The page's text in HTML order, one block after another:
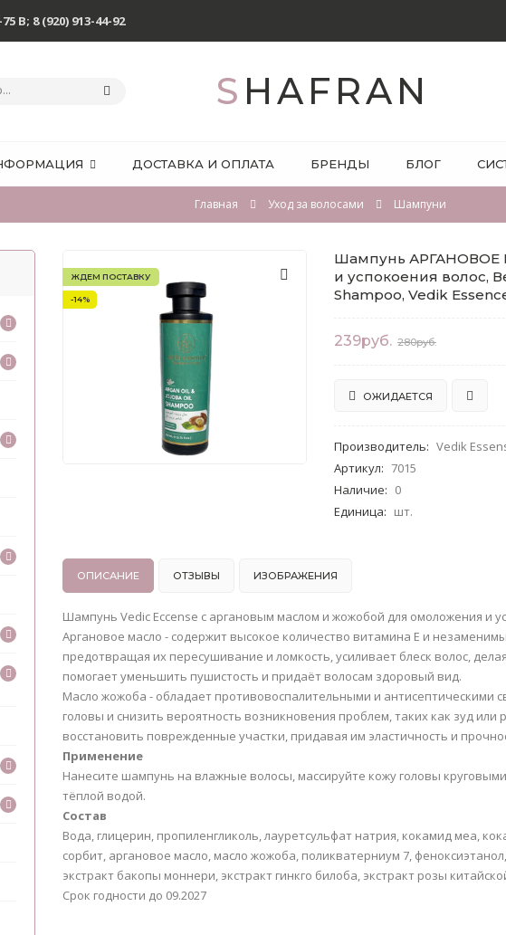
75 В; 8 (920) 913-44-92
SHAFRAN
ДОСТАВКА И ОПЛАТА БРЕНДЫ БЛОГ
Главная Уход за волосами Шампуни
ЖДЕМ ПОСТАВКУ
-14%
Шампунь
и успокоения волос,
Shampoo, Vedik
239руб. 280руб.
ОЖИДАЕТСЯ
Производитель: Vedik
Артикул: 7015
Наличие: 0
Единица: шт.
ОПИСАНИЕ ОТЗЫВЫ ИЗОБРАЖЕНИЯ
Шампунь Vedic Eccense с аргановым маслом и жожобой для омоложения и
Аргановое масло - содержит высокое количество витамина Е и
предотвращая их пересушивание и ломкость, усиливает блеск волос,
помогает уменьшить пушистость и придаёт волосам здоровый вид.
Масло жожоба - обладает противовоспалительными и антисептическими
головы и снизить вероятность возникновения проблем, таких как зуд
восстановить поврежденные участки, придавая им эластичность и
Применение
Нанесите шампунь на влажные волосы, массируйте кожу головы
тёплой водой.
Состав
Вода, глицерин, пропиленгликоль, лауретсульфат натрия, кокамид меа,
сорбит, аргановое масло, масло жожоба, поликватерниум 7,
экстракт бакопы моннери, экстракт гинкго билоба, экстракт розы
Срок годности до 09.2027